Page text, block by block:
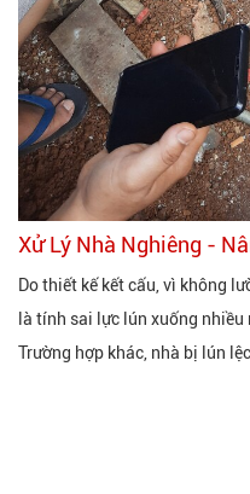
Xử Lý Nhà Nghiêng -
Do thiết kế kết cấu, vì không
là tính sai lực lún xuống
Trường hợp khác, nhà bị lún